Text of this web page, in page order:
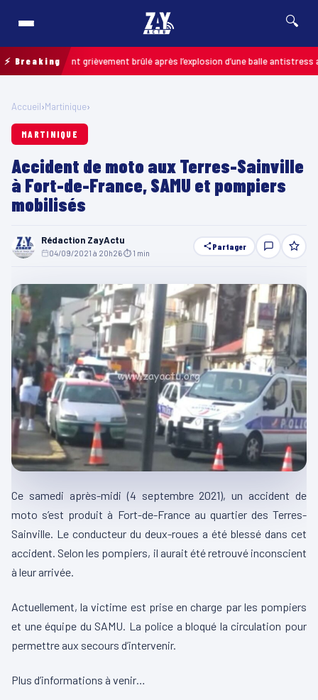
🔍
⚡ Breaking
: un enfant grièvement brûlé après l’explosion d’une balle antistress
Accueil›Martinique›
MARTINIQUE
Accident de moto aux Terres-Sainville
à Fort-de-France, SAMU et pompiers
mobilisés
Rédaction ZayActu
04/09/2021 à 20h26⏱ 1 min
Partager
Ce samedi après-midi (4 septembre 2021), un accident de
moto s’est produit à Fort-de-France au quartier des Terres-
Sainville. Le conducteur du deux-roues a été blessé dans cet
accident. Selon les pompiers, il aurait été retrouvé inconscient
à leur arrivée.
Actuellement, la victime est prise en charge par les pompiers
et une équipe du SAMU. La police a bloqué la circulation pour
permettre aux secours d’intervenir.
Plus d’informations à venir…